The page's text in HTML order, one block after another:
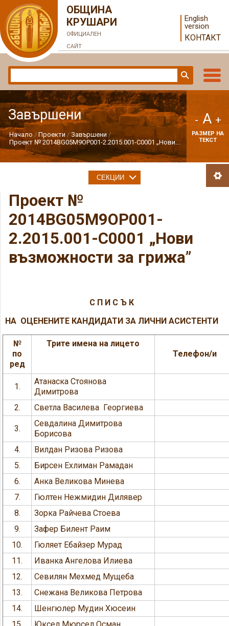
ОБЩИНА
КРУШАРИ
ОФИЦИАЛЕН
САЙТ
English
version
КОНТАКТ
Завършени
Начало Проекти
Завършени
Проект № 2014BG05M9OP001-2.2015.001-C0001 „Нови...
- A +
РАЗМЕР НА
ТЕКСТ
Проект №
2014BG05M9OP001-
2.2015.001-C0001 „Нови
възможности за грижа”
С П И С Ъ К
НА ОЦЕНЕНИТЕ КАНДИДАТИ ЗА ЛИЧНИ АСИСТЕНТИ
№
по
ред
Трите имена на лицето
Телефон/и
1.
Атанаска Стоянова
Димитрова
2.
Светла Василева Георгиева
3.
Севдалина Димитрова
Борисова
4.
Вилдан Ризова Ризова
5.
Бирсен Ехлиман Рамадан
6.
Анка Великова Минева
7.
Гюлтен Нежмидин Дилявер
8.
Зорка Райчева Стоева
9.
Зафер Билент Раим
10.
Гюляет Ебайзер Мурад
11.
Иванка Ангелова Илиева
12.
Севилян Мехмед Мущеба
13.
Снежана Великова Петрова
14.
Шенгюлер Мудин Хюсеин
СЕКЦИИ